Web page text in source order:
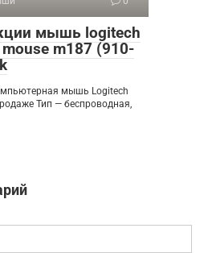
мышь logitech
m187 (910-
мышь Logitech
Тип — беспроводная,